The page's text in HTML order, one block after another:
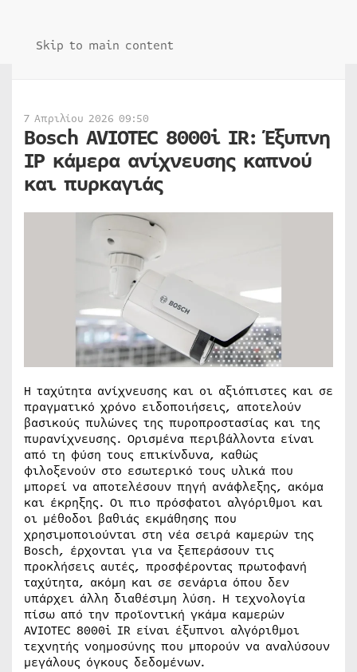
Skip to main content
7 Απριλίου 2026 09:50
Bosch AVIOTEC 8000i IR: Έξυπνη
IP κάμερα ανίχνευσης καπνού
και πυρκαγιάς
Η ταχύτητα ανίχνευσης και οι αξιόπιστες και σε
πραγματικό χρόνο ειδοποιήσεις, αποτελούν
βασικούς πυλώνες της πυροπροστασίας και της
πυρανίχνευσης. Ορισμένα περιβάλλοντα είναι
από τη φύση τους επικίνδυνα, καθώς
φιλοξενούν στο εσωτερικό τους υλικά που
μπορεί να αποτελέσουν πηγή ανάφλεξης, ακόμα
και έκρηξης. Οι πιο πρόσφατοι αλγόριθμοι και
οι μέθοδοι βαθιάς εκμάθησης που
χρησιμοποιούνται στη νέα σειρά καμερών της
Bosch, έρχονται για να ξεπεράσουν τις
προκλήσεις αυτές, προσφέροντας πρωτοφανή
ταχύτητα, ακόμη και σε σενάρια όπου δεν
υπάρχει άλλη διαθέσιμη λύση. Η τεχνολογία
πίσω από την προϊοντική γκάμα καμερών
AVIOTEC 8000i IR είναι έξυπνοι αλγόριθμοι
τεχνητής νοημοσύνης που μπορούν να αναλύσουν
μεγάλους όγκους δεδομένων.